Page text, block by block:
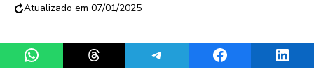
07/01/2025
Share on WhatsAppShare on ThreadsShare on TelegramShare on Facebook